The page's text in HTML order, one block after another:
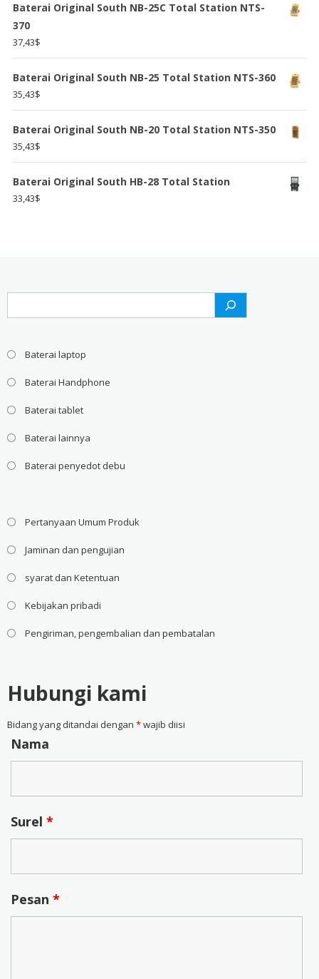
Baterai Original South NB-25C Total Station NTS-
370
37,43$
Baterai Original South NB-25 Total Station NTS-360
35,43$
Baterai Original South NB-20 Total Station NTS-350
35,43$
Baterai Original South HB-28 Total Station
33,43$
Baterai laptop
Baterai Handphone
Baterai tablet
Baterai lainnya
Baterai penyedot debu
Pertanyaan Umum Produk
Jaminan dan pengujian
syarat dan Ketentuan
Kebijakan pribadi
Pengiriman, pengembalian dan pembatalan
Hubungi kami
Bidang yang ditandai dengan *wajib diisi
Nama
Surel *
Pesan *